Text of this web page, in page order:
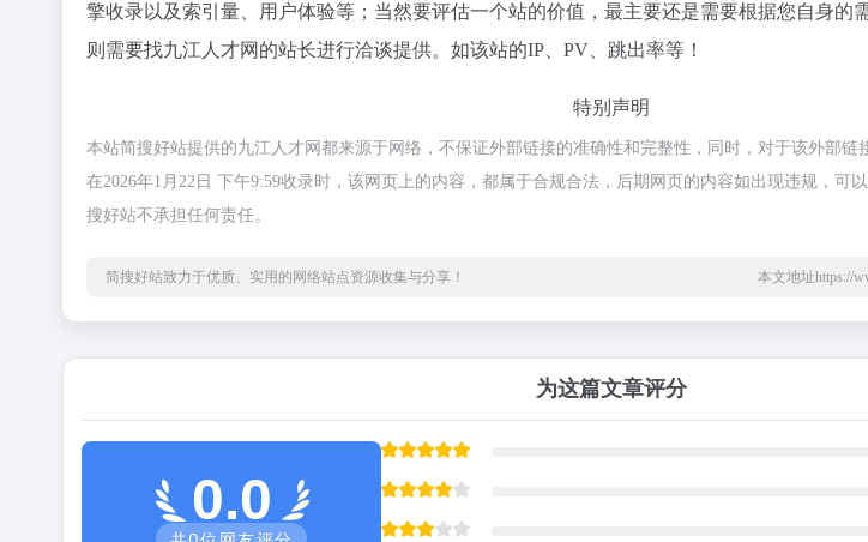
擎收录以及索引量、用户体验等；当然要评估一个站的价值，最主要还是需要根据您自身的
则需要找九江人才网的站长进行洽谈提供。如该站的IP、PV、跳出率等！
特别声明
本站简搜好站提供的九江人才网都来源于网络，不保证外部链接的准确性和完整性，同时，对于该外部链
在2026年1月22日 下午9:59收录时，该网页上的内容，都属于合规合法，后期网页的内容如出现违规，可
搜好站不承担任何责任。
简搜好站致力于优质、实用的网络站点资源收集与分享！ 本文地址https://
为这篇文章评分
0.0